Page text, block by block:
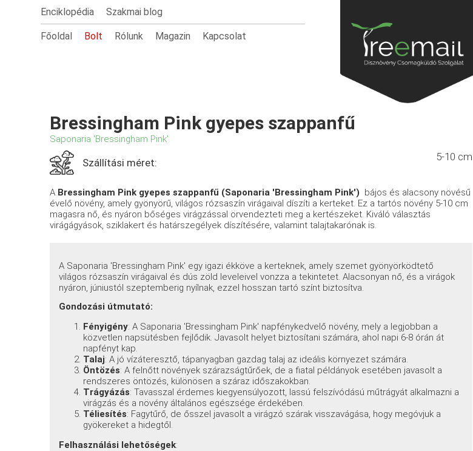
Enciklopédia Szakmai blog
Főoldal Bolt Rólunk Magazin Kapcsolat
Bressingham Pink gyepes szappanfű
Saponaria 'Bressingham Pink'
Szállítási méret: 5-10 cm
A Bressingham Pink gyepes szappanfű (Saponaria 'Bressingham Pink') bájos és alacsony növésű
évelő növény, amely gyönyörű, világos rózsaszín virágaival díszíti a kerteket. Ez a tartós növény 5-10 cm
magasra nő, és nyáron bőséges virágzással örvendezteti meg a kertészeket. Kiváló választás
virágágyások, sziklakert és határszegélyek díszítésére, valamint talajtakarónak is.
A Saponaria 'Bressingham Pink' egy igazi ékköve a kerteknek, amely szemet gyönyörködtető
világos rózsaszín virágaival és dús zöld leveleivel vonzza a tekintetet. Alacsonyan nő, és a virágok
nyáron, júniustól szeptemberig nyílnak, ezzel hosszan tartó színt biztosítva.
Gondozási útmutató:
Fényigény: A Saponaria 'Bressingham Pink' napfénykedvelő növény, mely a legjobban a
közvetlen napsütésben fejlődik. Javasolt helyet biztosítani számára, ahol napi 6-8 órán át
napfényt kap.
Talaj: A jó vízáteresztő, tápanyagban gazdag talaj az ideális környezet számára.
Öntözés: A felnőtt növények szárazságtűrőek, de a fiatal példányok esetében javasolt a
rendszeres öntözés, különösen a száraz időszakokban.
Trágyázás: Tavasszal érdemes kiegyensúlyozott, lassú felszívódású műtrágyát alkalmazni a
virágzás és a növény általános egészsége érdekében.
Téliesítés: Fagytűrő, de ősszel javasolt a virágzó szárak visszavágása, hogy megóvjuk a
gyökereket a hidegtől.
Felhasználási lehetőségek: